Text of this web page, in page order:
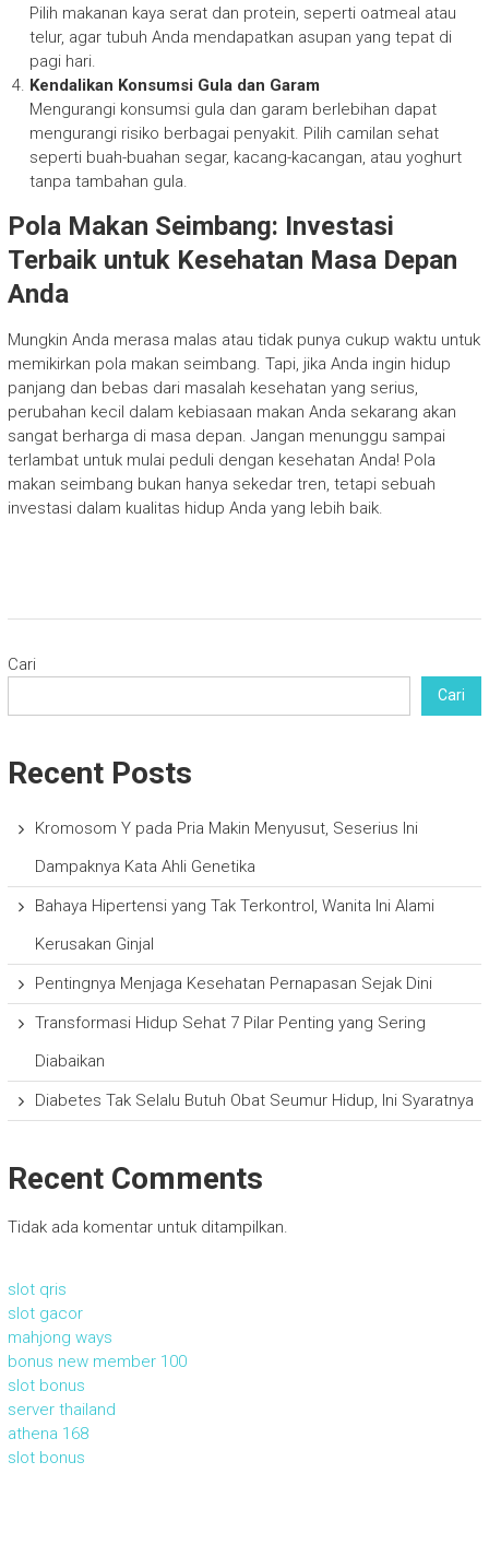
Pilih makanan kaya serat dan protein, seperti oatmeal atau
telur, agar tubuh Anda mendapatkan asupan yang tepat di
pagi hari.
Kendalikan Konsumsi Gula dan Garam
Mengurangi konsumsi gula dan garam berlebihan dapat
mengurangi risiko berbagai penyakit. Pilih camilan sehat
seperti buah-buahan segar, kacang-kacangan, atau yoghurt
tanpa tambahan gula.
Pola Makan Seimbang: Investasi
Terbaik untuk Kesehatan Masa Depan
Anda
Mungkin Anda merasa malas atau tidak punya cukup waktu untuk
memikirkan pola makan seimbang. Tapi, jika Anda ingin hidup
panjang dan bebas dari masalah kesehatan yang serius,
perubahan kecil dalam kebiasaan makan Anda sekarang akan
sangat berharga di masa depan. Jangan menunggu sampai
terlambat untuk mulai peduli dengan kesehatan Anda! Pola
makan seimbang bukan hanya sekedar tren, tetapi sebuah
investasi dalam kualitas hidup Anda yang lebih baik.
Cari
Cari
Recent Posts
Kromosom Y pada Pria Makin Menyusut, Seserius Ini
Dampaknya Kata Ahli Genetika
Bahaya Hipertensi yang Tak Terkontrol, Wanita Ini Alami
Kerusakan Ginjal
Pentingnya Menjaga Kesehatan Pernapasan Sejak Dini
Transformasi Hidup Sehat 7 Pilar Penting yang Sering
Diabaikan
Diabetes Tak Selalu Butuh Obat Seumur Hidup, Ini Syaratnya
Recent Comments
Tidak ada komentar untuk ditampilkan.
slot qris
slot gacor
mahjong ways
bonus new member 100
slot bonus
server thailand
athena 168
slot bonus